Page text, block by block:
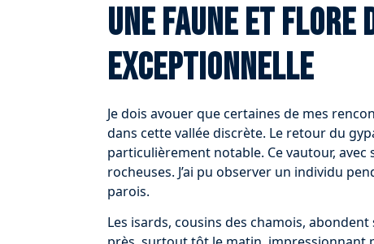
Une faune et flore
exceptionnelle
Je dois avouer que certaines de mes
dans cette vallée discrète. Le retour du
particulièrement notable. Ce vautour,
rocheuses. J’ai pu observer un individu
parois.
Les isards, cousins des chamois,